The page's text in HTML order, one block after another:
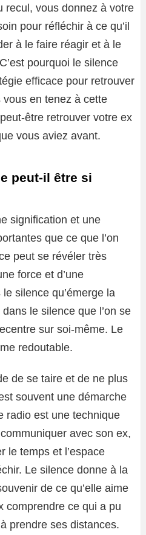
recul, vous donnez à votre
pour réfléchir à ce qu’il
à le faire réagir et à le
pourquoi le silence
efficace pour retrouver
en tenez à cette
être retrouver votre ex
vous aviez avant.
peut-il être si
signification et une
que ce que l’on
peut se révéler très
force et d’une
silence qu’émerge la
le silence que l’on se
sur soi-même. Le
redoutable.
de se taire et de ne plus
souvent une démarche
radio est une technique
avec son ex,
le temps et l’espace
Le silence donne à la
de ce qu’elle aime
comprendre ce qui a pu
prendre ses distances.